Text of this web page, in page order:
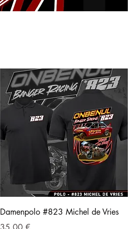
Damenpolo #823 Michel de Vries